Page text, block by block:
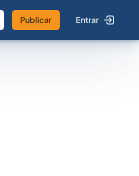
Publicar Entrar